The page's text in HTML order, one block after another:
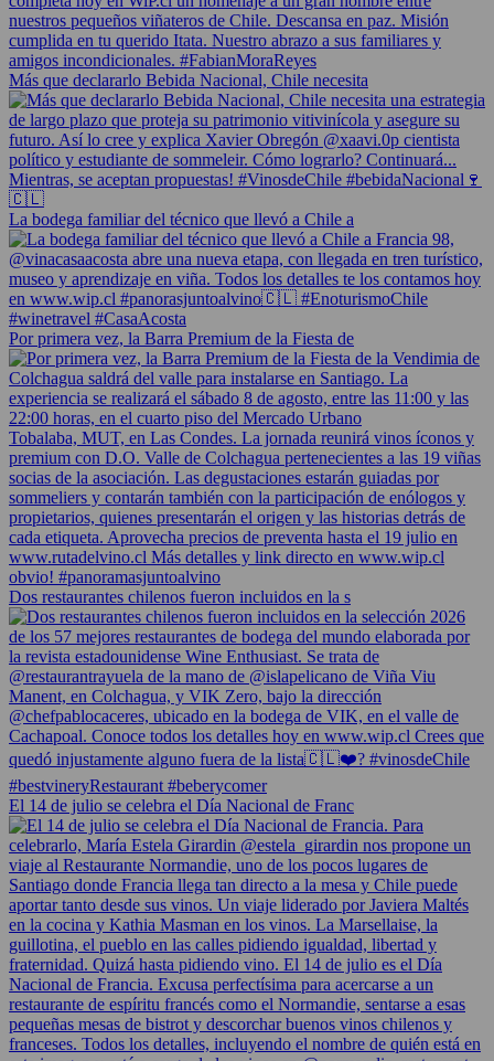
Más que declararlo Bebida Nacional, Chile necesita
La bodega familiar del técnico que llevó a Chile a
Por primera vez, la Barra Premium de la Fiesta de
Dos restaurantes chilenos fueron incluidos en la s
El 14 de julio se celebra el Día Nacional de Franc